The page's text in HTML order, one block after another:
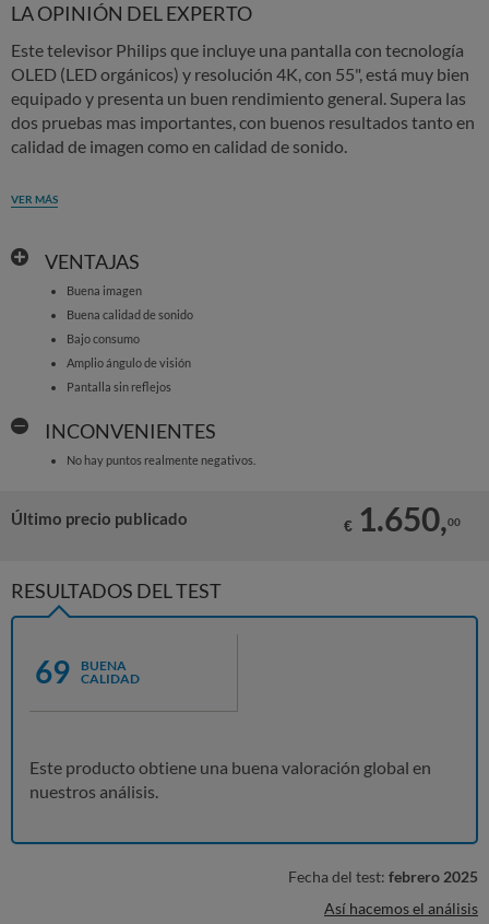
LA OPINIÓN DEL EXPERTO
Este televisor Philips que incluye una pantalla con tecnología
OLED (LED orgánicos) y resolución 4K, con 55", está muy bien
equipado y presenta un buen rendimiento general. Supera las
dos pruebas mas importantes, con buenos resultados tanto en
calidad de imagen como en calidad de sonido.
VER MÁS
VENTAJAS
Buena imagen
Buena calidad de sonido
Bajo consumo
Amplio ángulo de visión
Pantalla sin reflejos
INCONVENIENTES
No hay puntos realmente negativos.
Último precio publicado € 1.650,00
RESULTADOS DEL TEST
69
BUENA
CALIDAD
Este producto obtiene una buena valoración global en
nuestros análisis.
Fecha del test: febrero 2025
Así hacemos el análisis